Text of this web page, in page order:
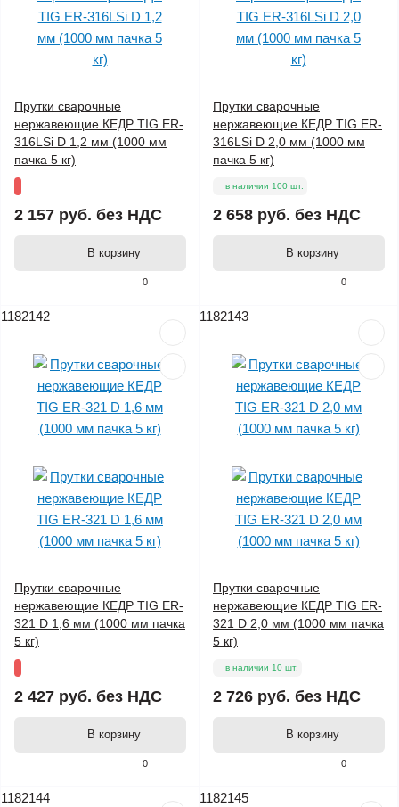
0
Прутки сварочные
нержавеющие КЕДР TIG ER-
316LSi D 1,2 мм (1000 мм
пачка 5 кг)
2 157 руб. без НДС
В корзину
0
Прутки сварочные
нержавеющие КЕДР TIG ER-
316LSi D 2,0 мм (1000 мм
пачка 5 кг)
в наличии 100 шт.
2 658 руб. без НДС
В корзину
1182142
0
Прутки сварочные
нержавеющие КЕДР TIG ER-
321 D 1,6 мм (1000 мм пачка
5 кг)
2 427 руб. без НДС
В корзину
1182143
0
Прутки сварочные
нержавеющие КЕДР TIG ER-
321 D 2,0 мм (1000 мм пачка
5 кг)
в наличии 10 шт.
2 726 руб. без НДС
В корзину
1182144 1182145